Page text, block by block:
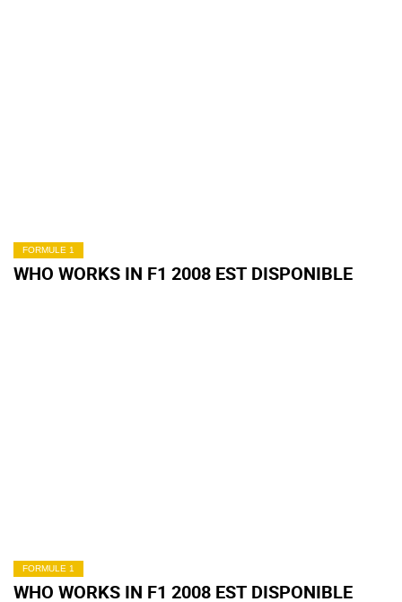
FORMULE 1
WHO WORKS IN F1 2008 EST DISPONIBLE
FORMULE 1
WHO WORKS IN F1 2008 EST DISPONIBLE